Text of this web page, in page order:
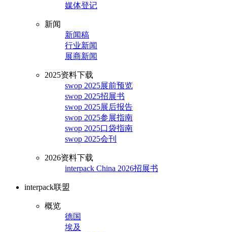
媒体登记
新闻
新闻稿
行业新闻
展商新闻
2025资料下载
swop 2025展前预览
swop 2025招展书
swop 2025展后报告
swop 2025参展指南
swop 2025口袋指南
swop 2025会刊
2026资料下载
interpack China 2026招展书
interpack联盟
概览
德国
埃及